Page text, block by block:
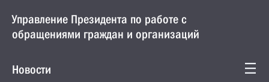
Управление Президента по работе с
обращениями граждан и организаций
Новости